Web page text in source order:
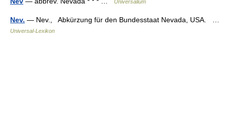
Universalium
Nev. — Nev., Abkürzung für den Bundesstaat Nevada, USA. …
Universal-Lexikon